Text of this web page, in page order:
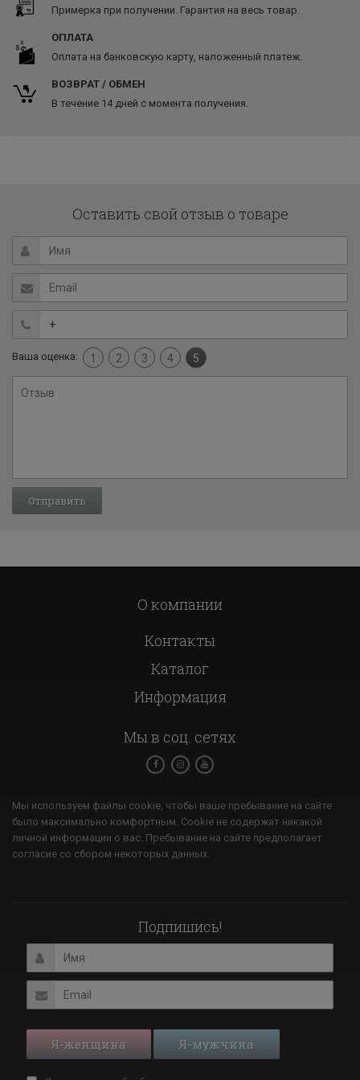
Примерка при получении. Гарантия на весь товар.
ОПЛАТА
Оплата на банковскую карту, наложенный платеж.
ВОЗВРАТ / ОБМЕН
В течение 14 дней с момента получения.
Оставить свой отзыв о товаре
Ваша оценка: 1 2 3 4 5
О компании
Контакты
Каталог
Информация
Мы в соц. сетях
Мы используем файлы cookie, чтобы ваше пребывание на сайте
было максимально комфортным. Cookie не содержат никакой
личной информации о вас. Пребывание на сайте предполагает
согласие со сбором некоторых данных.
Подпишись!
Я-женщина Я-мужчина